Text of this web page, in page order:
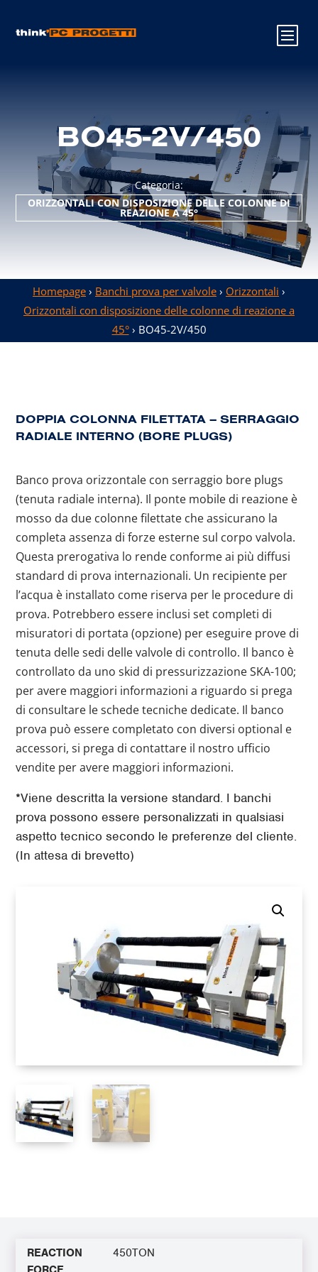
BO45-2V/450
Categoria:
ORIZZONTALI CON DISPOSIZIONE DELLE COLONNE DI
REAZIONE A 45°
Homepage › Banchi prova per valvole › Orizzontali ›
Orizzontali con disposizione delle colonne di reazione a
45°› BO45-2V/450
DOPPIA COLONNA FILETTATA – SERRAGGIO
RADIALE INTERNO (BORE PLUGS)
Banco prova orizzontale con serraggio bore plugs
(tenuta radiale interna). Il ponte mobile di reazione è
mosso da due colonne filettate che assicurano la
completa assenza di forze esterne sul corpo valvola.
Questa prerogativa lo rende conforme ai più diffusi
standard di prova internazionali. Un recipiente per
l’acqua è installato come riserva per le procedure di
prova. Potrebbero essere inclusi set completi di
misuratori di portata (opzione) per eseguire prove di
tenuta delle sedi delle valvole di controllo. Il banco è
controllato da uno skid di pressurizzazione SKA-100;
per avere maggiori informazioni a riguardo si prega
di consultare le schede tecniche dedicate. Il banco
prova può essere completato con diversi optional e
accessori, si prega di contattare il nostro ufficio
vendite per avere maggiori informazioni.
*Viene descritta la versione standard. I banchi
prova possono essere personalizzati in qualsiasi
aspetto tecnico secondo le preferenze del cliente.
(In attesa di brevetto)
REACTION
450TON